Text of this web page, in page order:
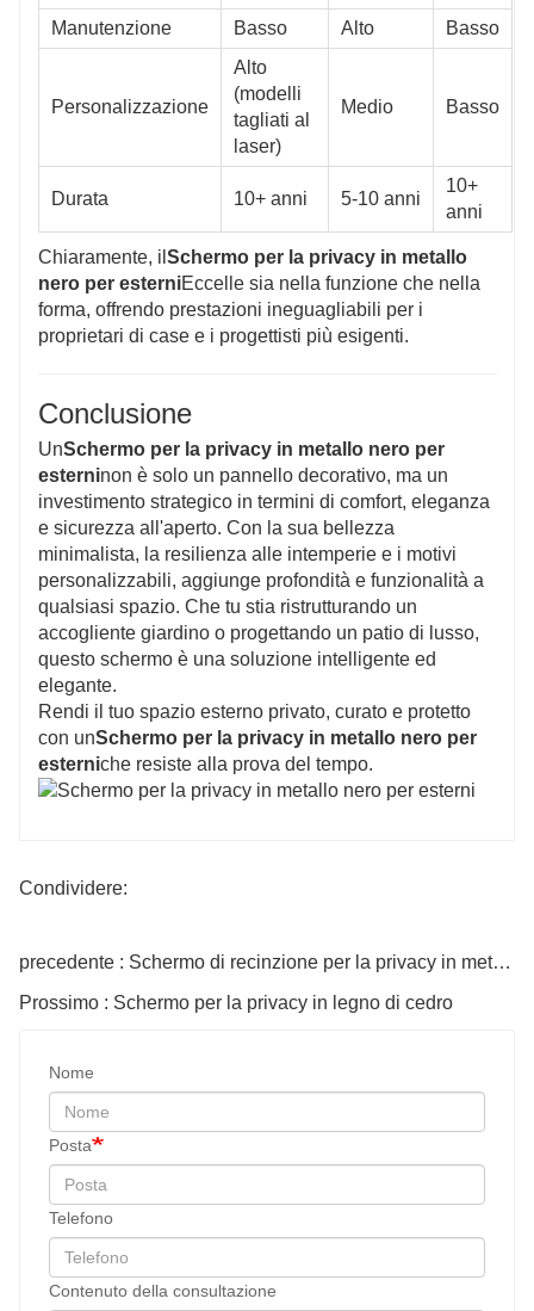
Manutenzione
Basso Alto Basso
Personalizzazione
Alto
(modelli
tagliati al
laser)
Medio Basso
Durata 10+ anni 5-10 anni
10+
anni
Chiaramente, il Schermo per la privacy in metallo
nero per esterniEccelle sia nella funzione che nella
forma, offrendo prestazioni ineguagliabili per i
proprietari di case e i progettisti più esigenti.
Conclusione
UnSchermo per la privacy in metallo nero per
esterninon è solo un pannello decorativo, ma un
investimento strategico in termini di comfort, eleganza
e sicurezza all'aperto. Con la sua bellezza
minimalista, la resilienza alle intemperie e i motivi
personalizzabili, aggiunge profondità e funzionalità a
qualsiasi spazio. Che tu stia ristrutturando un
accogliente giardino o progettando un patio di lusso,
questo schermo è una soluzione intelligente ed
elegante.
Rendi il tuo spazio esterno privato, curato e protetto
con unSchermo per la privacy in metallo nero per
esterniche resiste alla prova del tempo.
Condividere:
precedente : Schermo di recinzione per la privacy in metallo
Prossimo : Schermo per la privacy in legno di cedro
Nome
Posta
Telefono
Contenuto della consultazione